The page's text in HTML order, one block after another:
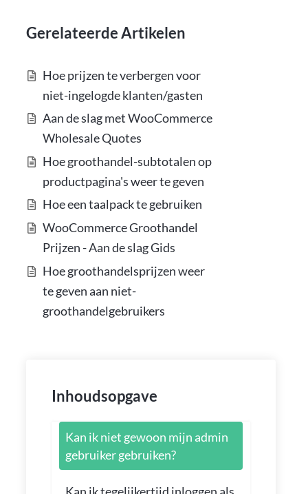
Gerelateerde Artikelen
Hoe prijzen te verbergen voor
niet-ingelogde klanten/gasten
Aan de slag met WooCommerce
Wholesale Quotes
Hoe groothandel-subtotalen op
productpagina's weer te geven
Hoe een taalpack te gebruiken
WooCommerce Groothandel
Prijzen - Aan de slag Gids
Hoe groothandelsprijzen weer
te geven aan niet-
groothandelgebruikers
Inhoudsopgave
Kan ik niet gewoon mijn admin
gebruiker gebruiken?